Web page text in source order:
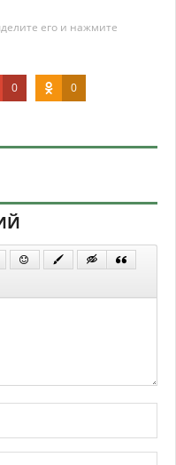
его и нажмите
0 0